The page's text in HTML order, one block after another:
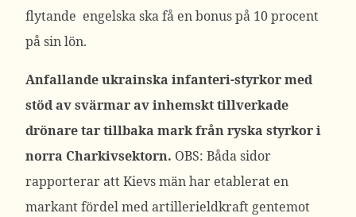
flytande engelska ska få en bonus på 10 procent
på sin lön.
Anfallande ukrainska infanteri-styrkor med
stöd av svärmar av inhemskt tillverkade
drönare tar tillbaka mark från ryska styrkor i
norra Charkivsektorn. OBS: Båda sidor
rapporterar att Kievs män har etablerat en
markant fördel med artillerieldkraft gentemot